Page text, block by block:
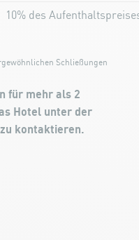
10% des
Schließungen
für mehr als 2
Hotel unter der
zu kontaktieren.